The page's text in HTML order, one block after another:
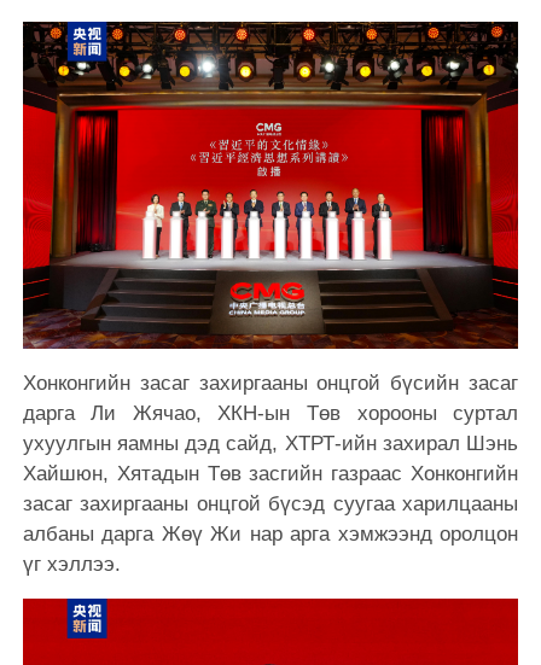
Хонконгийн засаг захиргааны онцгой бүсийн засаг
дарга Ли Жячао, ХКН-ын Төв хорооны суртал
ухуулгын яамны дэд сайд, ХТРТ-ийн захирал Шэнь
Хайшюн, Хятадын Төв засгийн газраас Хонконгийн
засаг захиргааны онцгой бүсэд суугаа харилцааны
албаны дарга Жөү Жи нар арга хэмжээнд оролцон
үг хэллээ.